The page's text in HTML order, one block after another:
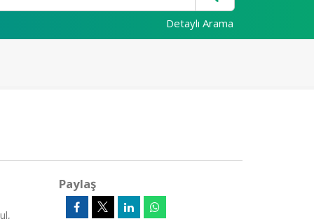
Detaylı Arama
Paylaş